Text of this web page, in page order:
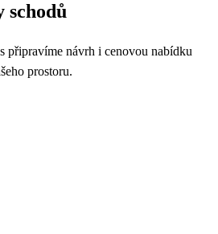
schodů
připravíme návrh i cenovou nabídku
prostoru.